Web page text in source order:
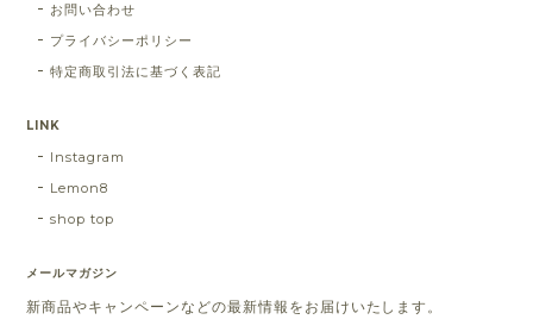
お問い合わせ
プライバシーポリシー
特定商取引法に基づく表記
LINK
Instagram
Lemon8
shop top
メールマガジン
新商品やキャンペーンなどの最新情報をお届けいたします。